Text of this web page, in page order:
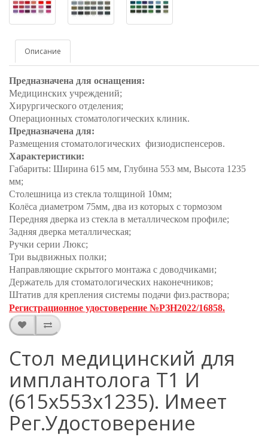
Описание
Предназначена для оснащения:
Медицинских учреждений;
Хирургического отделения;
Операционных стоматологических клиник.
Предназначена для:
Размещения стоматологических физиодиспенсеров.
Характеристики:
Габариты: Ширина 615 мм, Глубина 553 мм, Высота 1235
мм;
Столешница из стекла толщиной 10мм;
Колёса диаметром 75мм, два из которых с тормозом
Передняя дверка из стекла в металлическом профиле;
Задняя дверка металлическая;
Ручки серии Люкс;
Три выдвижных полки;
Направляющие скрытого монтажа с доводчиками;
Держатель для стоматологических наконечников;
Штатив для крепления системы подачи физ.раствора;
Регистрационное удостоверение №РЗН2022/16858.
Стол медицинский для
имплантолога Т1 И
(615х553х1235). Имеет
Рег.Удостоверение